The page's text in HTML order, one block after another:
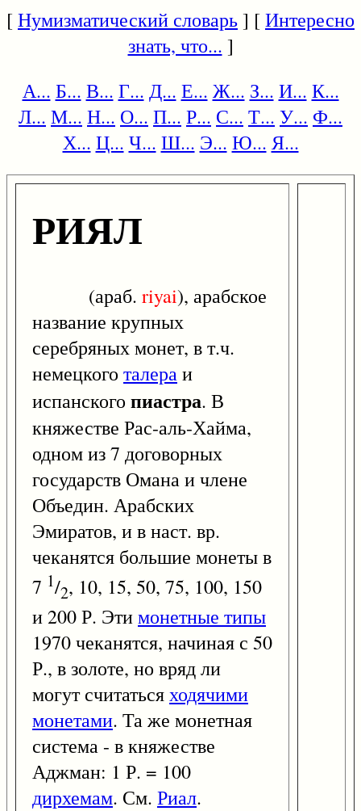
[Нумизматический словарь] [Интересно
знать, что... ]
А... Б... В... Г... Д... Е... Ж... З... И... К...
Л... М... Н... О... П... Р... С... Т... У... Ф...
Х... Ц... Ч... Ш... Э... Ю... Я...
РИЯЛ
(араб. riyai), арабское
название крупных
серебряных монет, в т.ч.
немецкого талераи
испанского пиастра. В
княжестве Рас-аль-Хайма,
одном из 7 договорных
государств Омана и члене
Объедин. Арабских
Эмиратов, и в наст. вр.
чеканятся большие монеты в
7 1/2, 10, 15, 50, 75, 100, 150
и 200 Р. Этимонетные типы
1970 чеканятся, начиная с 50
Р., в золоте, но вряд ли
могут считатьсяходячими
монетами. Та же монетная
система - в княжестве
Аджман: 1 Р. = 100
дирхемам. См. Риал.